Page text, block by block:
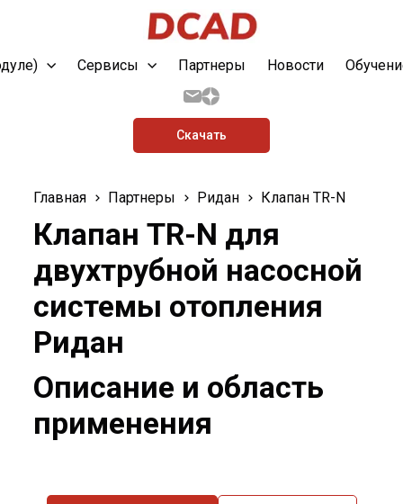
Сервисы Партнеры Новости
Скачать
Главная Партнеры Ридан Клапан TR-N
Клапан TR-N для
двухтрубной насосной
системы отопления
Ридан
Описание и область
применения